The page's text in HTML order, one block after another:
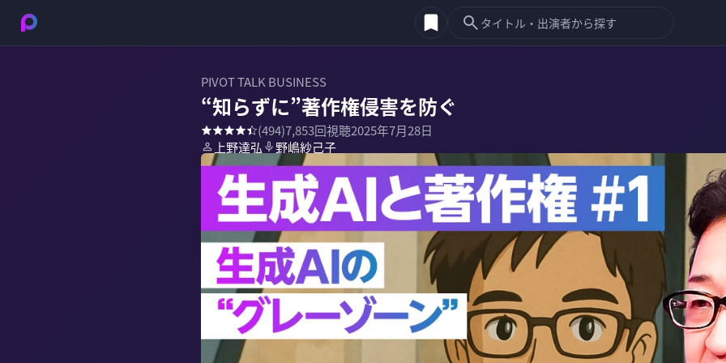
PIVOT TALK BUSINESS
“知らずに”著作権侵害を防ぐ
(494)7,853回視聴2025年7月28日
上野達弘
野嶋紗己子